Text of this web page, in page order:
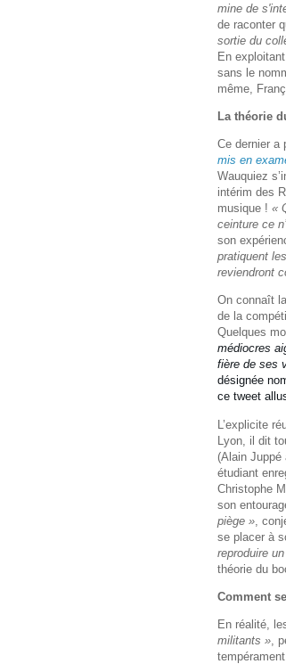
mine de
de raconter
sortie du
En
sans le
même,
La théorie
Ce dernier a
mis en
Wauquiez
intérim des
musique ! «
ceinture ce
son
pratiquent
reviendront
On connaît
de la
Quelques
médiocres
fière de ses
désignée
ce tweet
L’explicite
Lyon, il dit
(Alain Juppé
étudiant
Christophe
son
piège » ,
se placer à
reproduire
théorie du
Comment
En réalité,
militants » ,